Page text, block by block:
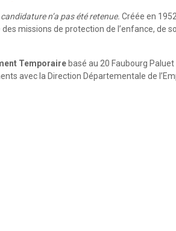
n’a pas été retenue. Créée en
missions de protection de l’enfance, de
Temporaire basé au 20 Faubourg
avec la Direction Départementale de